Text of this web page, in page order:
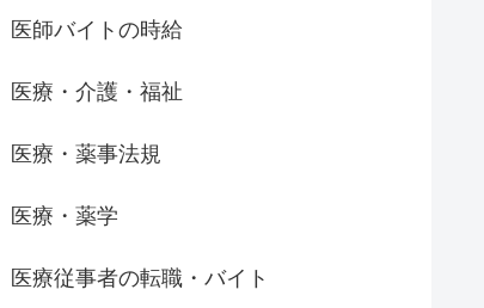
医師バイトの時給
医療・介護・福祉
医療・薬事法規
医療・薬学
医療従事者の転職・バイト